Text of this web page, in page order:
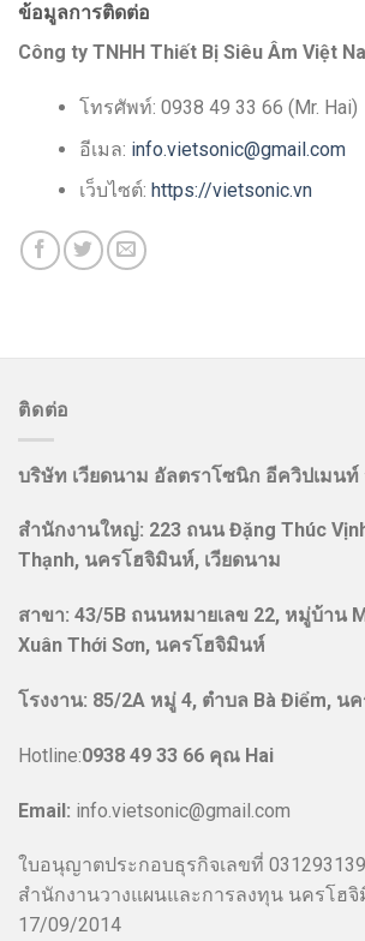
ข้อมูลการติดต่อ
Công ty TNHH Thiết Bị Siêu Âm Việt
โทรศัพท์: 0938 49 33 66 (Mr. Hai)
อีเมล: info.vietsonic@gmail.com
เว็บไซต์: https://vietsonic.vn
ติดต่อ
บริษัท เวียดนาม อัลตราโซนิก อีควิปเมนท์
สำนักงานใหญ่: 223 ถนน Đặng Thúc
Thạnh, นครโฮจิมินห์, เวียดนาม
สาขา: 43/5B ถนนหมายเลข 22, หมู่บ้าน
Xuân Thới Sơn, นครโฮจิมินห์
โรงงาน: 85/2A หมู่ 4, ตำบล Bà Điểm, น
Hotline:0938 49 33 66 คุณ Hai
Email: info.vietsonic@gmail.com
ใบอนุญาตประกอบธุรกิจเลขที่
สำนักงานวางแผนและการลงทุน นครโฮ
17/09/2014